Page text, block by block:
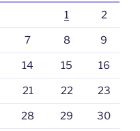
1 2
7 8 9
14 15 16
21 22 23
28 29 30